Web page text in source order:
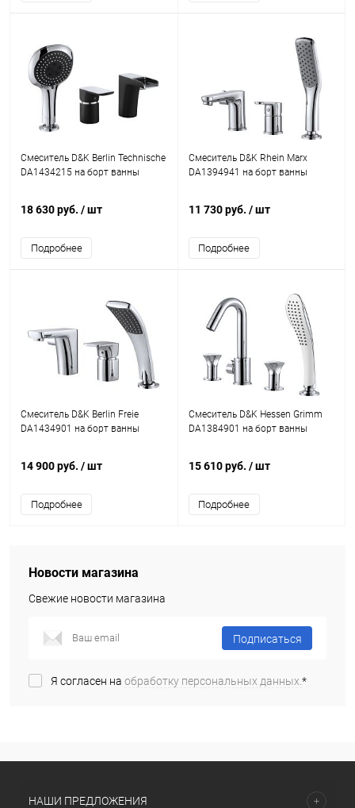
Смеситель D&K Berlin Technische
DA1434215 на борт ванны
18 630 руб. / шт
Подробнее
Смеситель D&K Rhein Marx
DA1394941 на борт ванны
11 730 руб. / шт
Подробнее
Смеситель D&K Berlin Freie
DA1434901 на борт ванны
14 900 руб. / шт
Подробнее
Смеситель D&K Hessen Grimm
DA1384901 на борт ванны
15 610 руб. / шт
Подробнее
Новости магазина
Свежие новости магазина
Подписаться
Я согласен на обработку персональных данных.*
НАШИ ПРЕДЛОЖЕНИЯ